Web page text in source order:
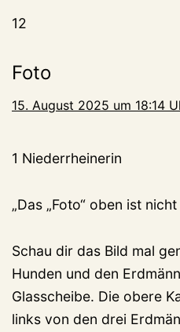
12
Foto
15. August 2025 um 18:14
1 Niederrheinerin
„Das „Foto“ oben ist
Schau dir das Bild mal
Hunden und den
Glasscheibe. Die obere
links von den drei